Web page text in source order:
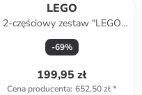
LEGO
2-częściowy zestaw "LEGO
NINJAGO" w kolorze czarno-
czerwonym - 42 x 25 x 17 cm
-69%
199,95 zł
Cena producenta: 652,50 zł*